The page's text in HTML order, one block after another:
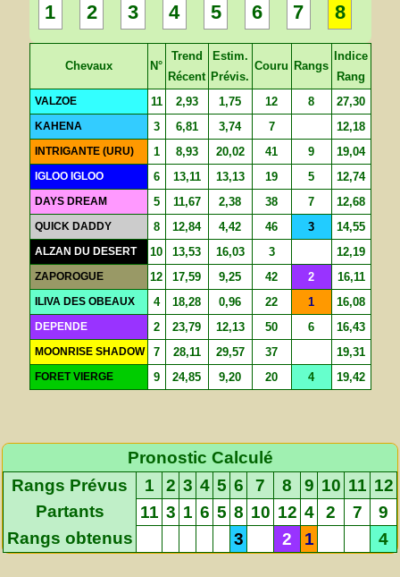
1 2 3 4 5 6 7 8
Chevaux N°
Trend
Récent
Estim.
Prévis.
Couru Rangs
Indice
Rang
VALZOE 11 2,93 1,75 12 8 27,30
KAHENA 3 6,81 3,74 7 12,18
INTRIGANTE (URU) 1 8,93 20,02 41 9 19,04
IGLOO IGLOO 6 13,11 13,13 19 5 12,74
DAYS DREAM 5 11,67 2,38 38 7 12,68
QUICK DADDY 8 12,84 4,42 46 3 14,55
ALZAN DU DESERT 10 13,53 16,03 3 12,19
ZAPOROGUE 12 17,59 9,25 42 2 16,11
ILIVA DES OBEAUX 4 18,28 0,96 22 1 16,08
DEPENDE 2 23,79 12,13 50 6 16,43
MOONRISE SHADOW 7 28,11 29,57 37 19,31
FORET VIERGE 9 24,85 9,20 20 4 19,42
Pronostic Calculé
Rangs Prévus
1 2 3 4 5 6 7 8 9 10 11 12
Partants
11 3 1 6 5 8 10 12 4 2 7
9
Rangs obtenus
3 2 1 4